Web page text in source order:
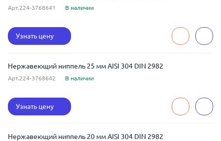
Арт.224-3768641 В наличии
Узнать цену
Нержавеющий ниппель 25 мм AISI 304 DIN 2982
Арт.224-3768642 В наличии
Узнать цену
Нержавеющий ниппель 20 мм AISI 304 DIN 2982